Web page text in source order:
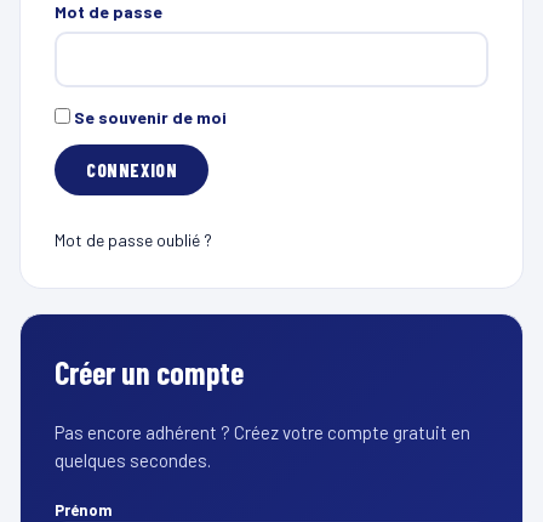
Mot de passe
Se souvenir de moi
Mot de passe oublié ?
Créer un compte
Pas encore adhérent ? Créez votre compte gratuit en
quelques secondes.
Prénom